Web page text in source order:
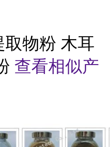
取物粉 木耳
查看相似产